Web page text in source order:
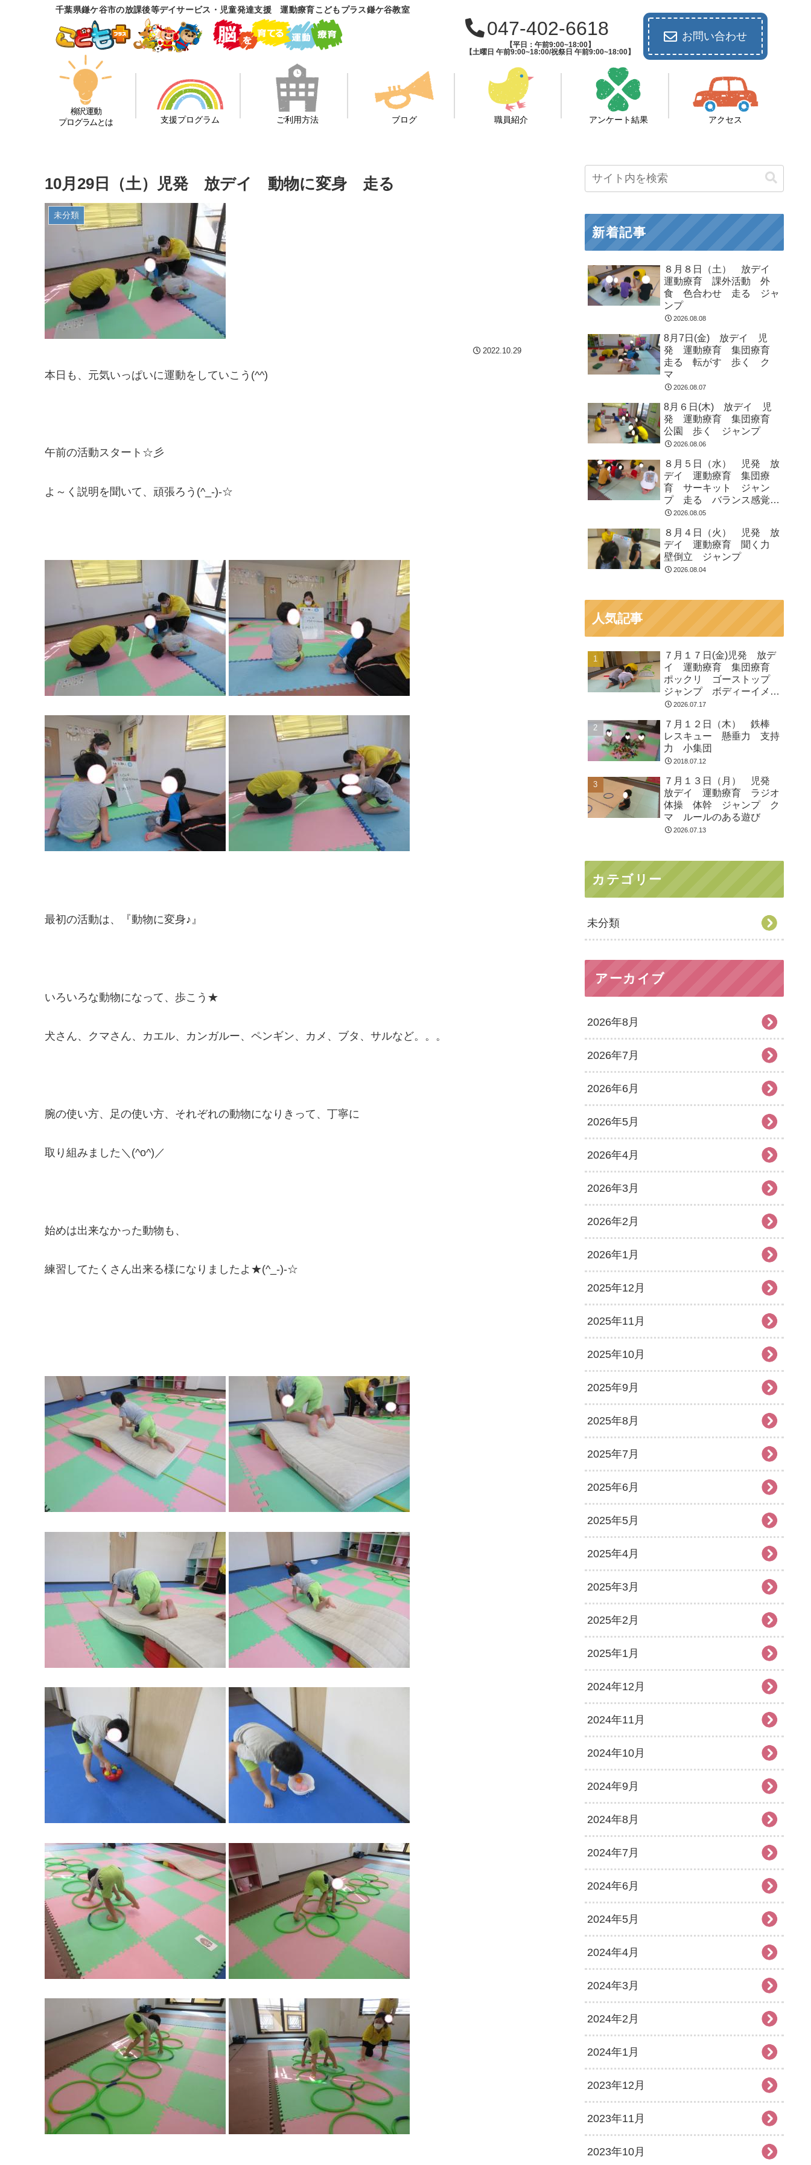
千葉県鎌ケ谷市の放課後等デイサービス・児童発達支援 運動療育こどもプラス鎌ケ谷教室
047-402-6618
【平日：午前9:00~18:00】
【土曜日 午前9:00~18:00/祝祭日 午前9:00~18:00】
お問い合わせ
柳沢運動
プログラムとは
支援プログラム ご利用方法 ブログ 職員紹介 アンケート結果 アクセス
10月29日（土）児発 放デイ 動物に変身 走る
未分類
2022.10.29
本日も、元気いっぱいに運動をしていこう(^^)
午前の活動スタート☆彡
よ～く説明を聞いて、頑張ろう(^_-)-☆
最初の活動は、『動物に変身♪』
いろいろな動物になって、歩こう★
犬さん、クマさん、カエル、カンガルー、ペンギン、カメ、ブタ、サルなど。。。
腕の使い方、足の使い方、それぞれの動物になりきって、丁寧に
取り組みました＼(^o^)／
始めは出来なかった動物も、
練習してたくさん出来る様になりましたよ★(^_-)-☆
新着記事
８月８日（土） 放デイ
運動療育 課外活動 外
食 色合わせ 走る ジャ
ンプ
2026.08.08
8月7日(金) 放デイ 児
発 運動療育 集団療育
走る 転がす 歩く ク
マ
2026.08.07
8月６日(木) 放デイ 児
発 運動療育 集団療育
公園 歩く ジャンプ
2026.08.06
８月５日（水） 児発 放
デイ 運動療育 集団療
育 サーキット ジャン
プ 走る バランス感覚
ラジオ体操
2026.08.05
８月４日（火） 児発 放
デイ 運動療育 聞く力
壁倒立 ジャンプ
2026.08.04
人気記事
７月１７日(金)児発 放デ
イ 運動療育 集団療育
ポックリ ゴーストップ
ジャンプ ボディーイメー
ジ 2026.07.17
７月１２日（木） 鉄棒
レスキュー 懸垂力 支持
力 小集団
2018.07.12
７月１３日（月） 児発
放デイ 運動療育 ラジオ
体操 体幹 ジャンプ ク
マ ルールのある遊び
2026.07.13
カテゴリー
未分類
アーカイブ
2026年8月
2026年7月
2026年6月
2026年5月
2026年4月
2026年3月
2026年2月
2026年1月
2025年12月
2025年11月
2025年10月
2025年9月
2025年8月
2025年7月
2025年6月
2025年5月
2025年4月
2025年3月
2025年2月
2025年1月
2024年12月
2024年11月
2024年10月
2024年9月
2024年8月
2024年7月
2024年6月
2024年5月
2024年4月
2024年3月
2024年2月
2024年1月
2023年12月
2023年11月
2023年10月